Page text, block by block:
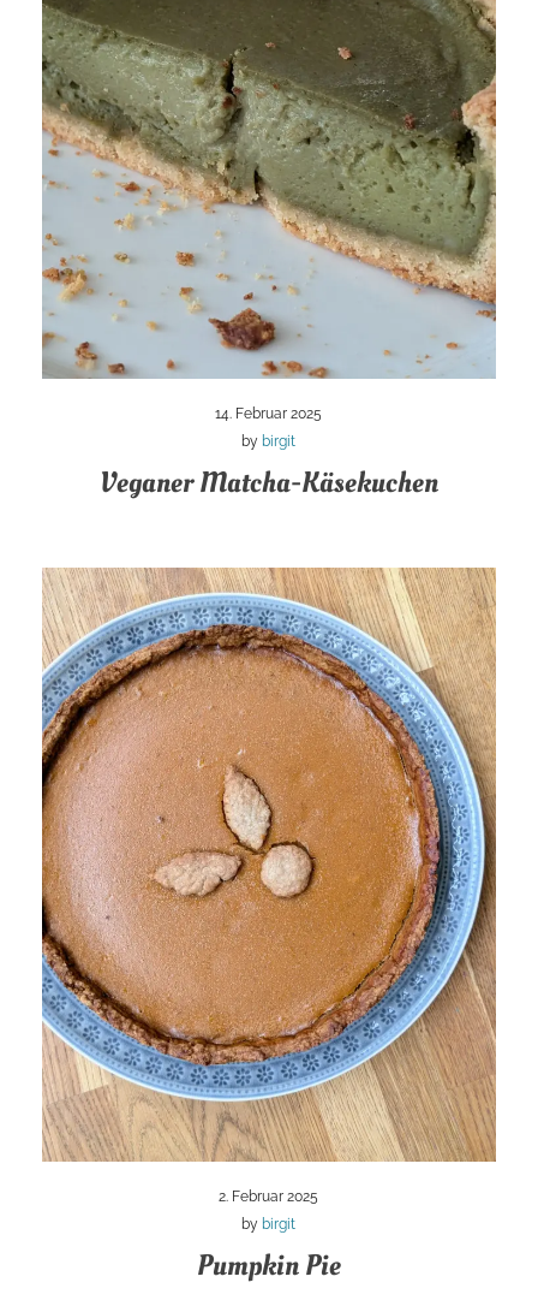
14. Februar 2025
by birgit
Veganer Matcha-Käsekuchen
2. Februar 2025
by birgit
Pumpkin Pie